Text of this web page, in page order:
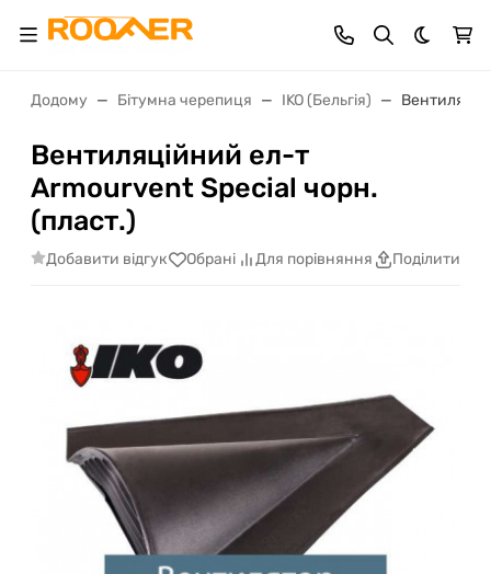
Dark
Додому Бітумна черепиця IKO (Бельгія)
Вентиляційний ел-т
Armourvent Special чорн.
(пласт.)
Добавити відгук Обрані Для порівняння Поділитися